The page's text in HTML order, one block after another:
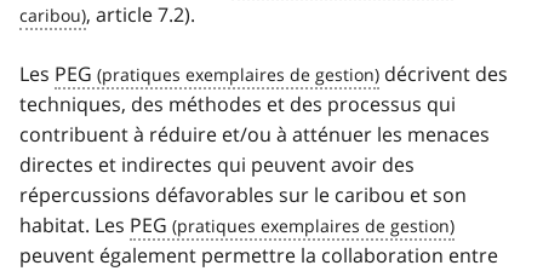
, article 7.2).
Les PEG
décrivent des
techniques, des méthodes et des processus qui
contribuent à réduire et/ou à atténuer les menaces
directes et indirectes qui peuvent avoir des
répercussions défavorables sur le caribou et son
habitat. Les PEG
peuvent également permettre la collaboration entre